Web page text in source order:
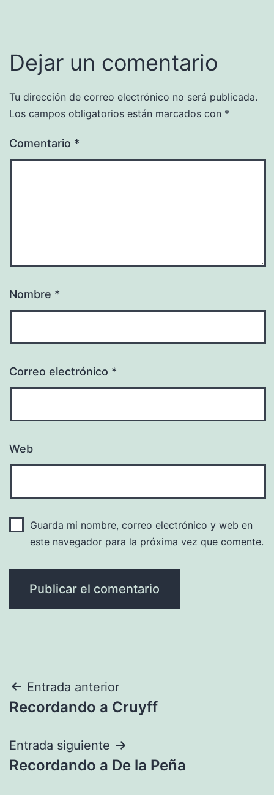
Dejar un comentario
Tu dirección de correo electrónico no será publicada.
Los campos obligatorios están marcados con *
Comentario *
Nombre *
Correo electrónico *
Web
Guarda mi nombre, correo electrónico y web en
este navegador para la próxima vez que comente.
Navegación
de
entradas
Entrada anterior
Recordando a Cruyff
Entrada siguiente
Recordando a De la Peña